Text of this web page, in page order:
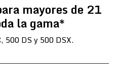
mayores de 21
la gama*
500 DS y 500 DSX.